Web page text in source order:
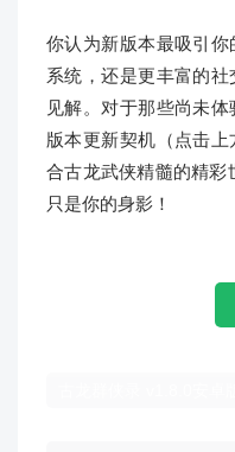
你认为新版本最吸引
系统，还是更丰富的
见解。对于那些尚未
版本更新契机（点击
合古龙武侠精髓的精彩
只是你的身影！